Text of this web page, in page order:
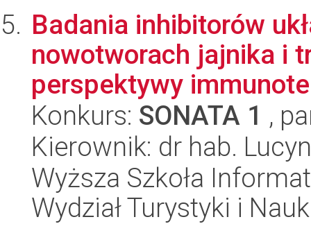
Badania inhibitorów
nowotworach jajnika i
perspektywy
Konkurs: SONATA 1 ,
Kierownik: dr hab.
Wyższa Szkoła
Wydział Turystyki i